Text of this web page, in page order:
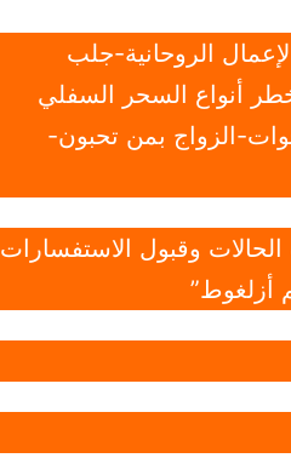
الروحانية-جلب
أنواع السحر السفلي
الزواج بمن تحبون-
وقبول الاستفسارات
أزلغوط”